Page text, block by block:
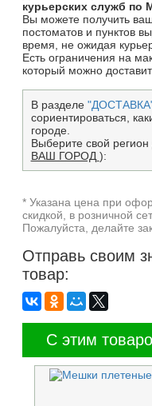
курьерских служб по
Вы можете получить
постоматов и пунктов
время, не ожидая
Есть ограничения на
который можно
В разделе
сориентироваться,
городе.
Выберите свой регион
ВАШ ГОРОД ):
* Указана цена при
скидкой, в розничной
Пожалуйста, делайте
Отправь своим
товар:
С этим